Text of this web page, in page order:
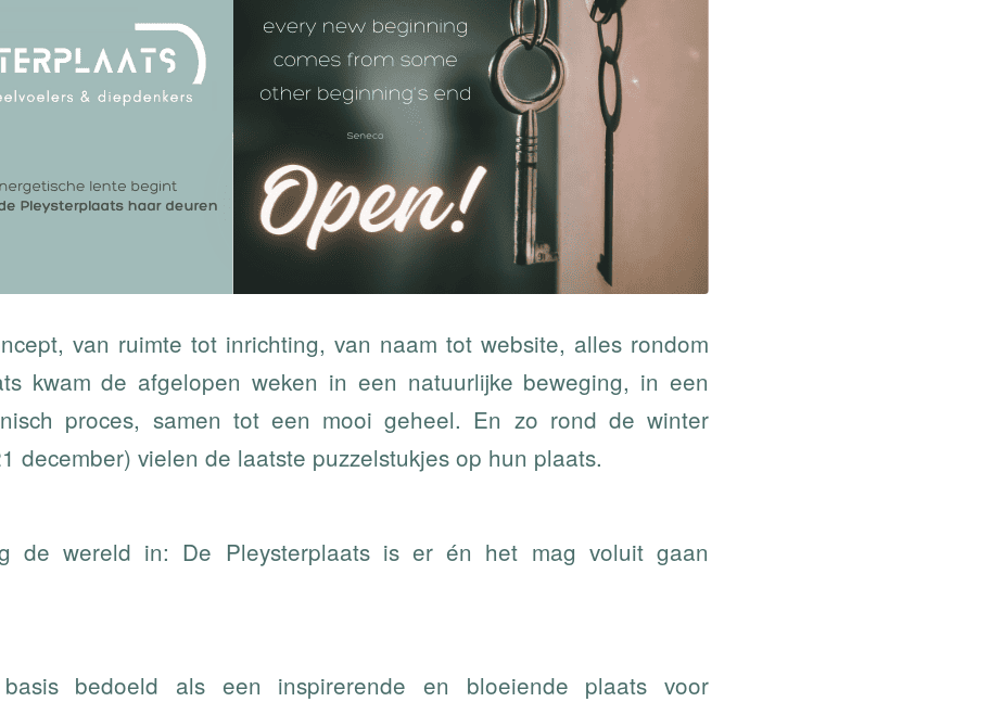
van ruimte tot inrichting, van naam tot website, alles rondom
kwam de afgelopen weken in een natuurlijke beweging, in een
proces, samen tot een mooi geheel. En zo rond de winter
december) vielen de laatste puzzelstukjes op hun plaats.
de wereld in: De Pleysterplaats is er én het mag voluit gaan
bedoeld als een inspirerende en bloeiende plaats voor